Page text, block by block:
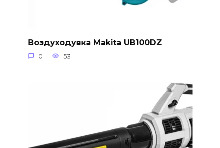
Воздуходувка Makita UB100DZ
0 53